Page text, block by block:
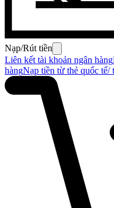
Nạp/Rút tiền
Liên kết tài khoản ngân hàng
hàngNạp tiền từ thẻ quốc tế/